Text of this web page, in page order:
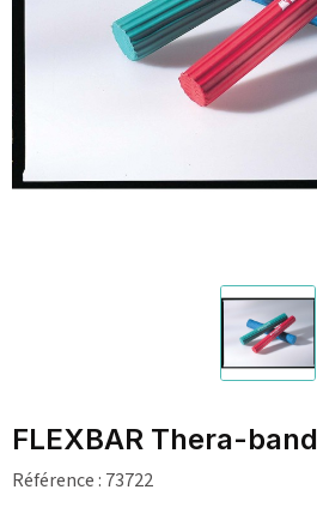
FLEXBAR Thera-band
Référence : 73722